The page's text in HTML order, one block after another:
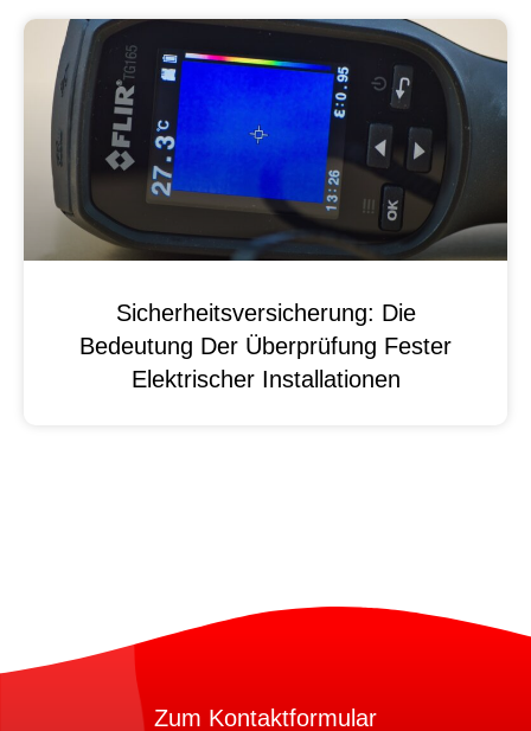
Sicherheitsversicherung: Die
Bedeutung Der Überprüfung Fester
Elektrischer Installationen
Zum Kontaktformular